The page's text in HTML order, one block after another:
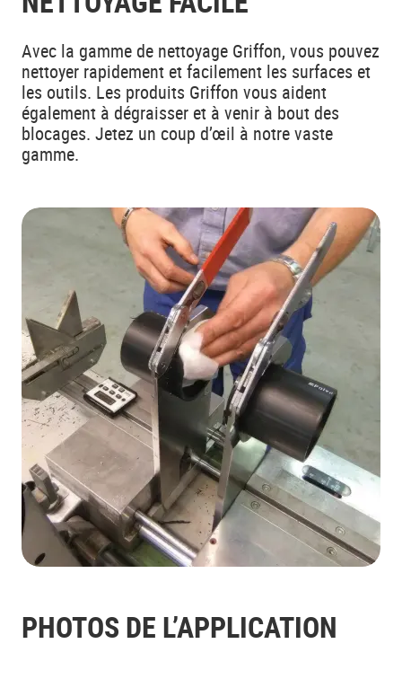
Avec la gamme de nettoyage Griffon, vous pouvez
nettoyer rapidement et facilement les surfaces et
les outils. Les produits Griffon vous aident
également à dégraisser et à venir à bout des
blocages. Jetez un coup d’œil à notre vaste
gamme.
PHOTOS DE L’APPLICATION